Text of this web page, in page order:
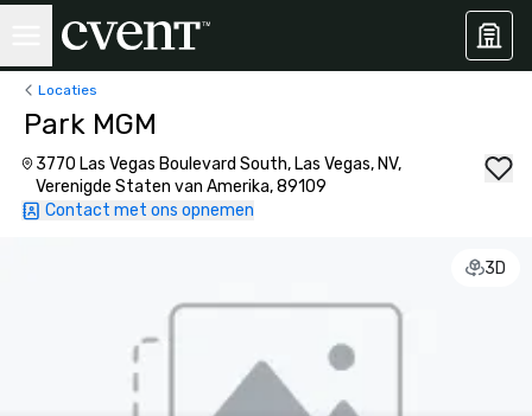
Locaties
Park MGM
3770 Las Vegas Boulevard South, Las Vegas, NV,
Verenigde Staten van Amerika, 89109
Contact met ons opnemen
3D